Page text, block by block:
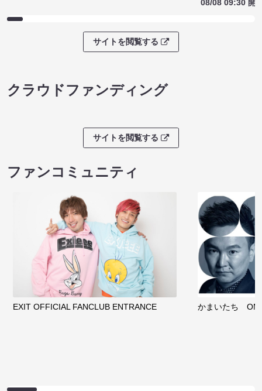
08/08 09:30 開
サイトを閲覧する
クラウドファンディング
サイトを閲覧する
ファンコミュニティ
EXIT OFFICIAL FANCLUB ENTRANCE かまいたち